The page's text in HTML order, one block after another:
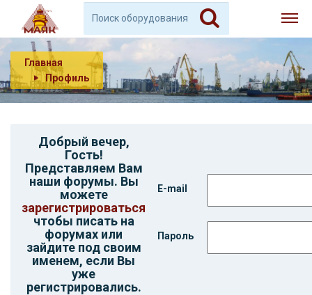
Главная
Профиль
Добрый вечер,
Гость!
Представляем Вам
наши форумы. Вы
можете
зарегистрироваться
чтобы писать на
форумах или
зайдите под своим
именем, если Вы
уже
регистрировались.
E-mail
Пароль